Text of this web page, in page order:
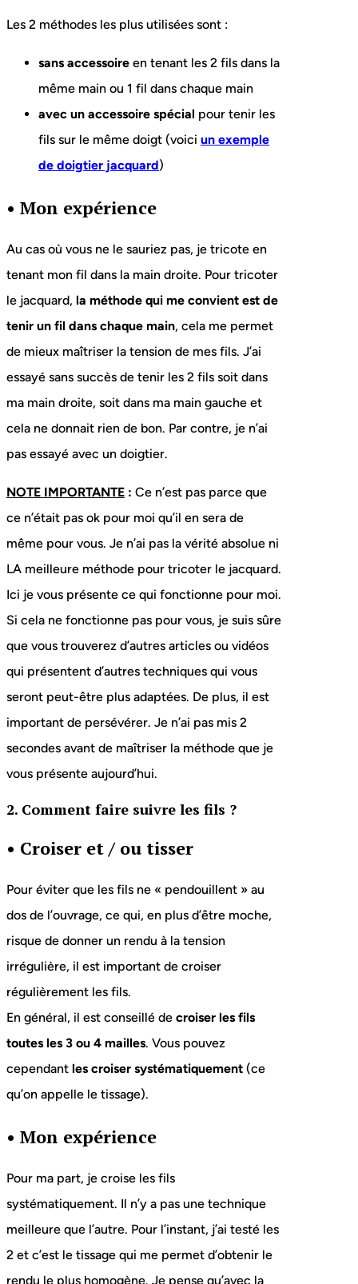
Les 2 méthodes les plus utilisées sont :
sans accessoire en tenant les 2 fils dans la
même main ou 1 fil dans chaque main
avec un accessoire spécial pour tenir les
fils sur le même doigt (voici un exemple
de doigtier jacquard)
• Mon expérience
Au cas où vous ne le sauriez pas, je tricote en
tenant mon fil dans la main droite. Pour tricoter
le jacquard, la méthode qui me convient est de
tenir un fil dans chaque main, cela me permet
de mieux maîtriser la tension de mes fils. J’ai
essayé sans succès de tenir les 2 fils soit dans
ma main droite, soit dans ma main gauche et
cela ne donnait rien de bon. Par contre, je n’ai
pas essayé avec un doigtier.
NOTE IMPORTANTE : Ce n’est pas parce que
ce n’était pas ok pour moi qu’il en sera de
même pour vous. Je n’ai pas la vérité absolue ni
LA meilleure méthode pour tricoter le jacquard.
Ici je vous présente ce qui fonctionne pour moi.
Si cela ne fonctionne pas pour vous, je suis sûre
que vous trouverez d’autres articles ou vidéos
qui présentent d’autres techniques qui vous
seront peut-être plus adaptées. De plus, il est
important de persévérer. Je n’ai pas mis 2
secondes avant de maîtriser la méthode que je
vous présente aujourd’hui.
2. Comment faire suivre les fils ?
• Croiser et / ou tisser
Pour éviter que les fils ne « pendouillent » au
dos de l’ouvrage, ce qui, en plus d’être moche,
risque de donner un rendu à la tension
irrégulière, il est important de croiser
régulièrement les fils.
En général, il est conseillé de croiser les fils
toutes les 3 ou 4 mailles. Vous pouvez
cependant les croiser systématiquement (ce
qu’on appelle le tissage).
• Mon expérience
Pour ma part, je croise les fils
systématiquement. Il n’y a pas une technique
meilleure que l’autre. Pour l’instant, j’ai testé les
2 et c’est le tissage qui me permet d’obtenir le
rendu le plus homogène. Je pense qu’avec la